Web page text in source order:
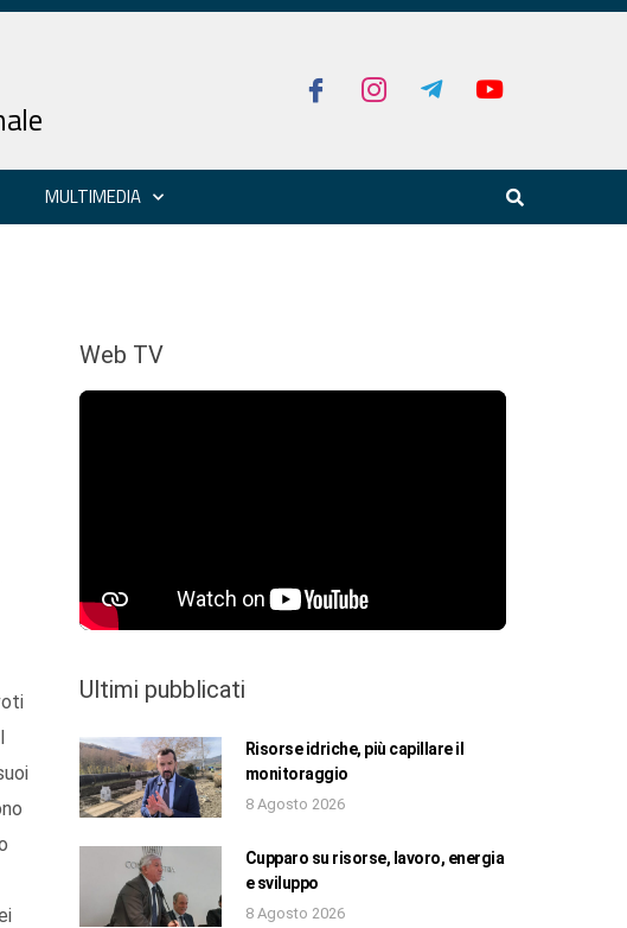
MULTIMEDIA
Web TV
Ultimi pubblicati
Risorse idriche, più capillare il
monitoraggio
8 Agosto 2026
Cupparo su risorse, lavoro, energia
e sviluppo
8 Agosto 2026